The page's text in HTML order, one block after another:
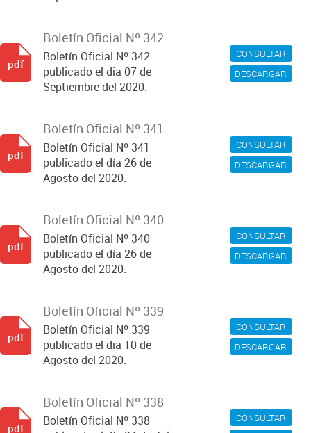
CONSULTAR
DESCARGAR
Boletín Oficial Nº 342
Boletín Oficial Nº 342
publicado el dia 07 de
Septiembre del 2020.
pdf
CONSULTAR
DESCARGAR
Boletín Oficial Nº 341
Boletín Oficial Nº 341
publicado el día 26 de
Agosto del 2020.
pdf
CONSULTAR
DESCARGAR
Boletín Oficial Nº 340
Boletín Oficial Nº 340
publicado el día 26 de
Agosto del 2020.
pdf
CONSULTAR
DESCARGAR
Boletín Oficial Nº 339
Boletín Oficial Nº 339
publicado el dia 10 de
Agosto del 2020.
pdf
CONSULTAR
Boletín Oficial Nº 338
Boletín Oficial Nº 338
pdf